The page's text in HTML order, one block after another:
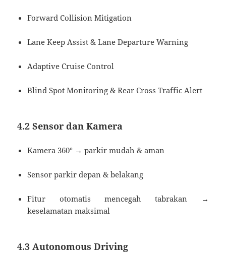
Forward Collision Mitigation
Lane Keep Assist & Lane Departure Warning
Adaptive Cruise Control
Blind Spot Monitoring & Rear Cross Traffic Alert
4.2 Sensor dan Kamera
Kamera 360° → parkir mudah & aman
Sensor parkir depan & belakang
Fitur otomatis mencegah tabrakan →
keselamatan maksimal
4.3 Autonomous Driving